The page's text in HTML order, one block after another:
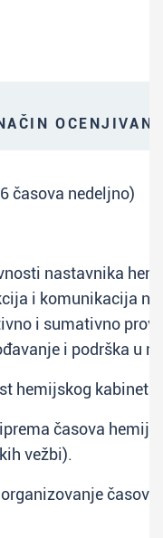
časova nedeljno)
nastavnika
i komunikacija
i sumativno
i podrška u
hemijskog kabineta.
časova
vežbi).